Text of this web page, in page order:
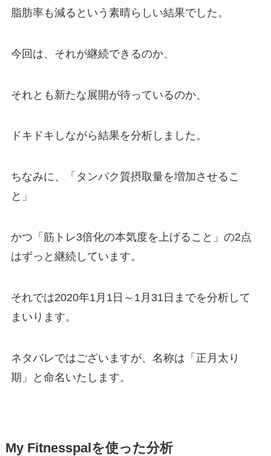
脂肪率も減るという素晴らしい結果でした。
今回は、それが継続できるのか、
それとも新たな展開が待っているのか、
ドキドキしながら結果を分析しました。
ちなみに、「タンパク質摂取量を増加させるこ
と」
かつ「筋トレ3倍化の本気度を上げること」の2点
はずっと継続しています。
それでは2020年1月1日～1月31日までを分析して
まいります。
ネタバレではございますが、名称は「正月太り
期」と命名いたします。
My Fitnesspalを使った分析